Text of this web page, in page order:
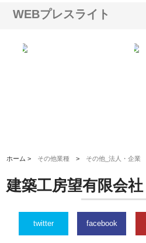
WEBプレスライト
ホーム > その他業種 > その他_法人・企業
建築工房望有限会社
twitter facebook